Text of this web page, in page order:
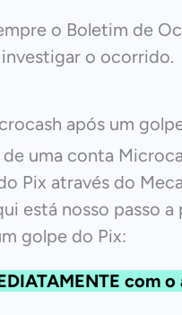
o Boletim de
o ocorrido.
após um
uma conta
Pix através do
está nosso passo
golpe do Pix:
com